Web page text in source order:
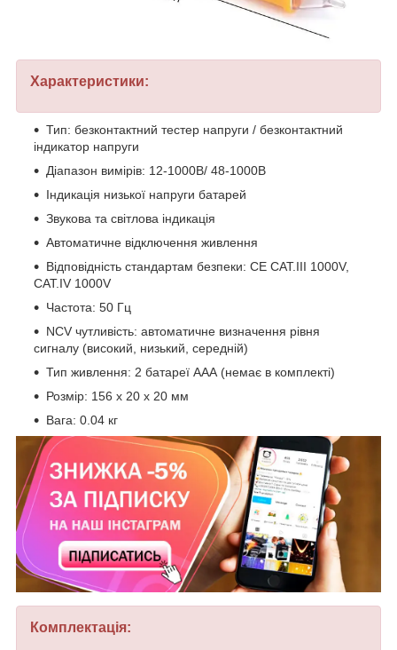
Характеристики:
Тип: безконтактний тестер напруги / безконтактний
індикатор напруги
Діапазон вимірів: 12-1000В/ 48-1000В
Індикація низької напруги батарей
Звукова та світлова індикація
Автоматичне відключення живлення
Відповідність стандартам безпеки: CE CAT.III 1000V,
CAT.IV 1000V
Частота: 50 Гц
NCV чутливість: автоматичне визначення рівня
сигналу (високий, низький, середній)
Тип живлення: 2 батареї ААА (немає в комплекті)
Розмір: 156 x 20 x 20 мм
Вага: 0.04 кг
Комплектація: